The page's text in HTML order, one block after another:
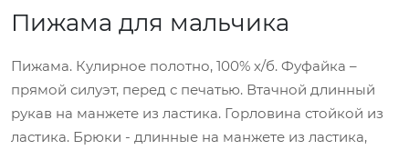
Пижама для мальчика
Пижама. Кулирное полотно, 100% х/б. Фуфайка –
прямой силуэт, перед с печатью. Втачной длинный
рукав на манжете из ластика. Горловина стойкой из
ластика. Брюки - длинные на манжете из ластика,